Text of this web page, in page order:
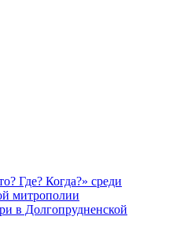
Где? Когда?» среди
митрополии
в Долгопрудненской